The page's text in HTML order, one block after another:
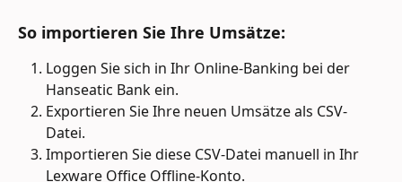
So importieren Sie Ihre Umsätze:
Loggen Sie sich in Ihr Online-Banking bei der
Hanseatic Bank ein.
Exportieren Sie Ihre neuen Umsätze als CSV-
Datei.
Importieren Sie diese CSV-Datei manuell in Ihr
Lexware Office Offline-Konto.